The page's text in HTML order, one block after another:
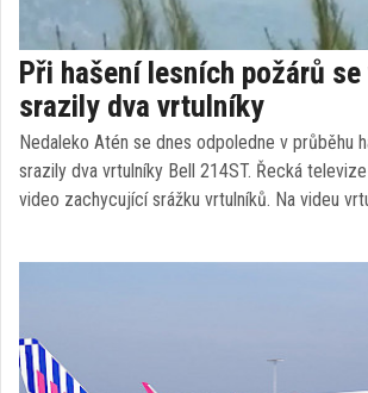
Při hašení lesních požárů se
srazily dva vrtulníky
Nedaleko Atén se dnes odpoledne v průběhu
srazily dva vrtulníky Bell 214ST. Řecká
video zachycující srážku vrtulníků. Na videu